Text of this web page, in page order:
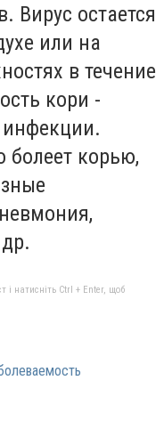
Вирус остается
или на
в течение
кори -
инфекции.
болеет корью,
і натисніть Ctrl + Enter, щоб